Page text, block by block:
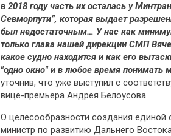
в 2018 году часть их осталась у
Севморпути”, которая выдает
был недостаточным… У нас как
только глава нашей дирекции СМП
какое судно находится и как его
"одно окно" и в любое время понимать
уточнив, что уже выступил с
вице-премьера Андрея Белоусова.
О целесообразности создания единой
министр по развитию Дальнего